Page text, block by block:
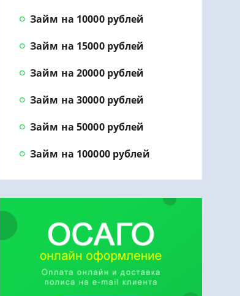
Займ на 10000 рублей
Займ на 15000 рублей
Займ на 20000 рублей
Займ на 30000 рублей
Займ на 50000 рублей
Займ на 100000 рублей